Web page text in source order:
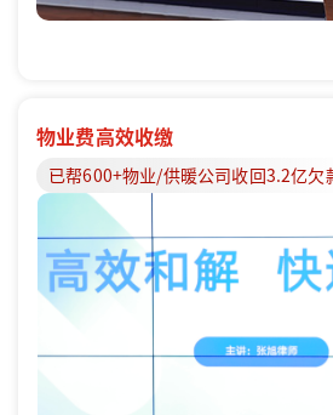
物业费高效收缴
已帮600+物业/供暖公司收回3.2亿欠